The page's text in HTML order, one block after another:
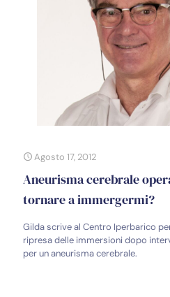
Agosto 17, 2012
Aneurisma cerebrale
tornare a immergermi?
Gilda scrive al Centro Iperbarico
ripresa delle immersioni dopo
per un aneurisma cerebrale.